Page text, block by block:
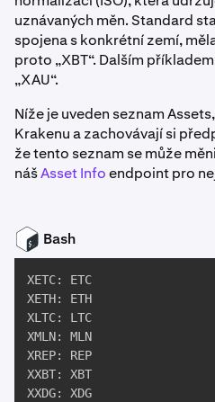
uznávaných měn. Standard
spojena s konkrétní zemí,
proto „XBT“. Dalším
„XAU“.
Níže je uveden seznam
Krakenu a zachovávají si
že tento seznam se může
nášAsset Infoendpoint pro
Bash
XETC: ETC
XETH: ETH
XLTC: LTC
XMLN: MLN
XREP: REP
XXBT: XBT
XXDG: XDG